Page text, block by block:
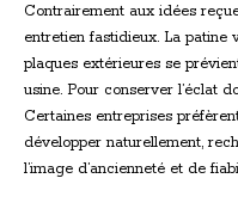
Contrairement aux idées
entretien fastidieux. La patine
plaques extérieures se
usine. Pour conserver l’éclat
Certaines entreprises
développer naturellement,
l’image d’ancienneté et de